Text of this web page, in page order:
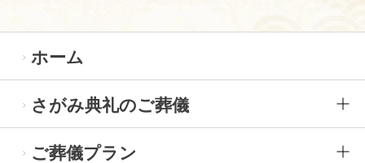
ホーム
さがみ典礼のご葬儀
ご葬儀プラン